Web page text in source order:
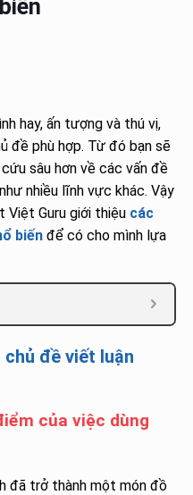
hay, ấn tượng và thú vị,
đề phù hợp. Từ đó bạn sẽ
sâu hơn về các vấn đề
nhiều lĩnh vực khác. Vậy
Việt Guru giới thiệu các
biến để có cho mình lựa
đề viết luận
của việc dùng
đã trở thành một món đồ